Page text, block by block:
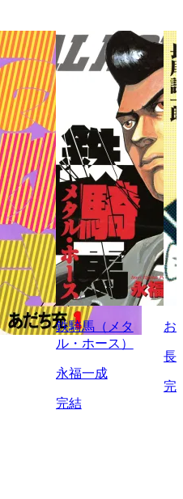
鉄騎馬（メタ
ル・ホース）
永福一成
完結
お
長
完